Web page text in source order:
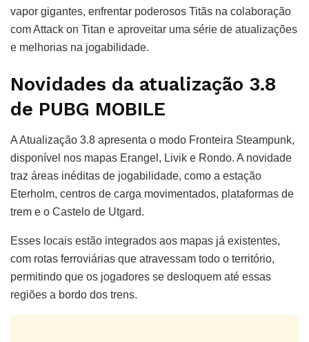
vapor gigantes, enfrentar poderosos Titãs na colaboração
com Attack on Titan e aproveitar uma série de atualizações
e melhorias na jogabilidade.
Novidades da atualização 3.8
de PUBG MOBILE
A Atualização 3.8 apresenta o modo Fronteira Steampunk,
disponível nos mapas Erangel, Livik e Rondo. A novidade
traz áreas inéditas de jogabilidade, como a estação
Eterholm, centros de carga movimentados, plataformas de
trem e o Castelo de Utgard.
Esses locais estão integrados aos mapas já existentes,
com rotas ferroviárias que atravessam todo o território,
permitindo que os jogadores se desloquem até essas
regiões a bordo dos trens.